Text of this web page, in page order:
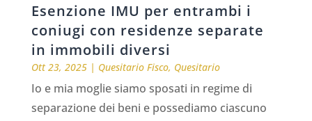
Esenzione IMU per entrambi i
coniugi con residenze separate
in immobili diversi
Ott 23, 2025| Quesitario Fisco, Quesitario
Io e mia moglie siamo sposati in regime di
separazione dei beni e possediamo ciascuno